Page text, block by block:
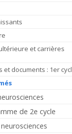
et carrières
et documents : 1er
de 2e cycle